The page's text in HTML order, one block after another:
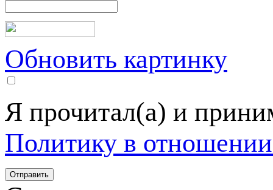
Обновить картинку
Я прочитал(а) и
Политику в